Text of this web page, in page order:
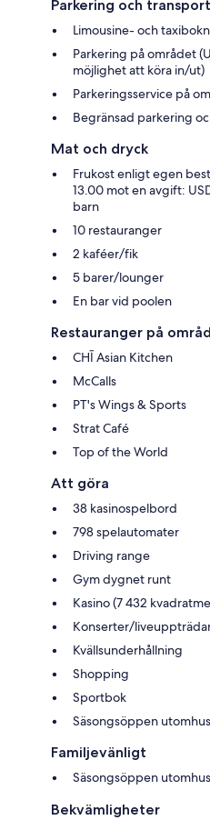
Parkering och transport
Limousine- och
Parkering på området
möjlighet att köra in/ut)
Parkeringsservice på
Begränsad parkering
Mat och dryck
Frukost enligt egen
13.00 mot en avgift:
barn
10 restauranger
2 kaféer/fik
5 barer/lounger
En bar vid poolen
Restauranger på
CHĪ Asian Kitchen
McCalls
PT's Wings & Sports
Strat Café
Top of the World
Att göra
38 kasinospelbord
798 spelautomater
Driving range
Gym dygnet runt
Kasino (7 432
Konserter/
Kvällsunderhållning
Shopping
Sportbok
Säsongsöppen
Familjevänligt
Säsongsöppen
Bekvämligheter